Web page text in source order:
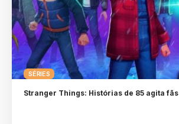
SÉRIES
Stranger Things: Histórias de 85 agita fãs